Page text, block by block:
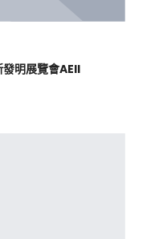
明展覽會AEII